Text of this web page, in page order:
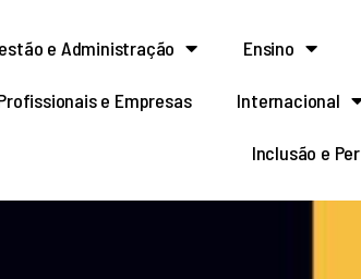
e Administração Ensino
e Empresas Internacional
Inclusão e